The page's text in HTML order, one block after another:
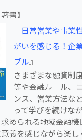
書】
『日常営業や事業
がいを感じる！企
ブル 』
さまざまな融資制
等や金融ルール、
ンス、営業方法な
って学びを続けな
められる地域金融機
義を感じながら楽し